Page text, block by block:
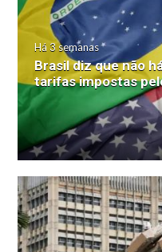
Há 3 semanas
Brasil diz que não
tarifas impostas